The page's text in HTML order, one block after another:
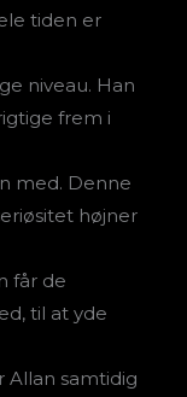
tiden er
niveau. Han
frem i
med. Denne
højner
får de
til at yde
Allan samtidig